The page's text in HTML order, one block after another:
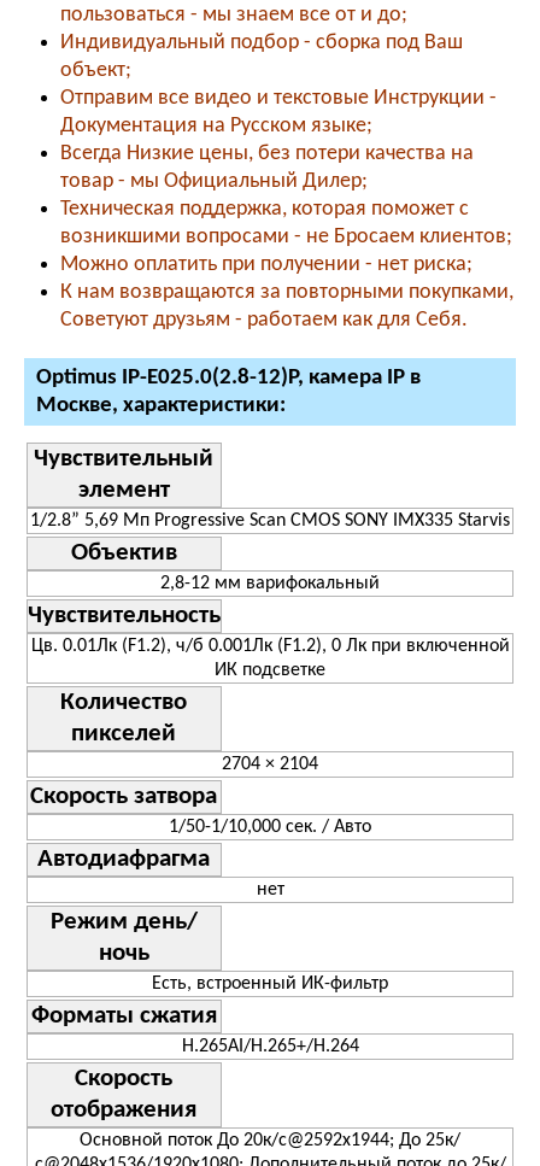
пользоваться - мы знаем все от и до;
Индивидуальный подбор - сборка под Ваш
объект;
Отправим все видео и текстовые Инструкции -
Документация на Русском языке;
Всегда Низкие цены, без потери качества на
товар - мы Официальный Дилер;
Техническая поддержка, которая поможет с
возникшими вопросами - не Бросаем клиентов;
Можно оплатить при получении - нет риска;
К нам возвращаются за повторными покупками,
Советуют друзьям - работаем как для Себя.
Optimus IP-E025.0(2.8-12)P, камера IP в
Москве, характеристики:
Чувствительный
элемент
1/2.8” 5,69 Мп Progressive Scan CMOS SONY IMX335 Starvis
Объектив
2,8-12 мм варифокальный
Чувствительность
Цв. 0.01Лк (F1.2), ч/б 0.001Лк (F1.2), 0 Лк при включенной
ИК подсветке
Количество
пикселей
2704 × 2104
Скорость затвора
1/50-1/10,000 сек. / Авто
Автодиафрагма
нет
Режим день/
ночь
Есть, встроенный ИК-фильтр
Форматы сжатия
H.265AI/H.265+/H.264
Скорость
отображения
Основной поток До 20к/с@2592х1944; До 25к/